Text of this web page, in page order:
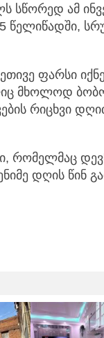
ამ
წელიწადში,
ფარსი
მხოლოდ
რიცხვი
რომელმაც
დღის წინ